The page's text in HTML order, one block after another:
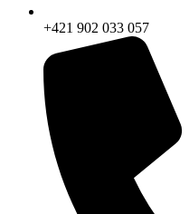
+421 902 033 057